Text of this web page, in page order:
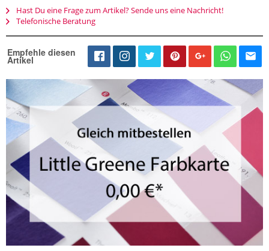
Hast Du eine Frage zum Artikel? Sende uns eine Nachricht!
Telefonische Beratung
Empfehle diesen
Artikel